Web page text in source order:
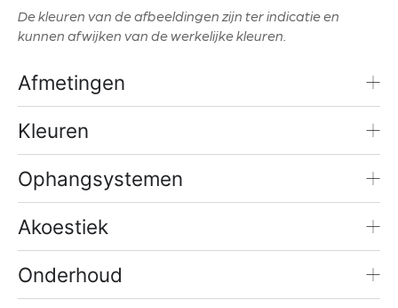
De kleuren van de afbeeldingen zijn ter indicatie en
kunnen afwijken van de werkelijke kleuren.
Afmetingen
Kleuren
Ophangsystemen
Akoestiek
Onderhoud